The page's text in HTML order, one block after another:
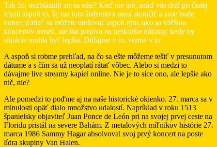
Tak čo, nezbláznili ste sa ešte? Keď nie iné, snáď vás drží pri čistej
mysli aspoň to, že raz toto šialenstvo musí skončiť a zase bude
dobre. Zatiaľ sa môžete utešovať aspoň tým, ako sa väčšina
koncertov neruší, ale iba posúva na neskoršie dátumy, kedy by
situácia mohla byť lepšia. Dúfajme v to, verme v to.
A aspoň si robme prehľad, na čo sa ešte môžeme tešiť v presunutom
dátume a s čím sa už neoplatí rátať vôbec. Alebo si medzi to
dávajme live streamy kapiel online. Nie je to síce ono, ale lepšie ako
nič, nie?
Ale pomedzi to poďme aj na naše historické okienko. 27. marca sa v
minulosti opäť dialo množstvo udalostí. Napríklad v roku 1513
španielsky objaviteľ Juan Ponce de León pri na svojej prvej ceste na
Floridu pristál na severe Bahám. Z metalových míľnikov histórie 27.
marca 1986 Sammy Hagar absolvoval svoj prvý koncert na poste
lídra skupiny Van Halen.